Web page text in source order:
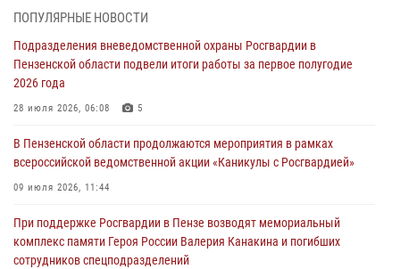
работы за первое полугодие 2026 года
Росгвардия обеспечила безопасность праздничных мероприятий в
В Пензе сотрудники Росгвардии задержали мужчину, который
дома
03 августа 2026, 05:59
ПОПУЛЯРНЫЕ НОВОСТИ
Подразделения вневедомственной охраны Росгвардии в
Пензенской области подвели итоги работы за первое полугодие
2026 года
28 июля 2026, 06:08 5
В Пензенской области продолжаются мероприятия в рамках
всероссийской ведомственной акции «Каникулы с Росгвардией»
09 июля 2026, 11:44
При поддержке Росгвардии в Пензе возводят мемориальный
комплекс памяти Героя России Валерия Канакина и погибших
сотрудников спецподразделений